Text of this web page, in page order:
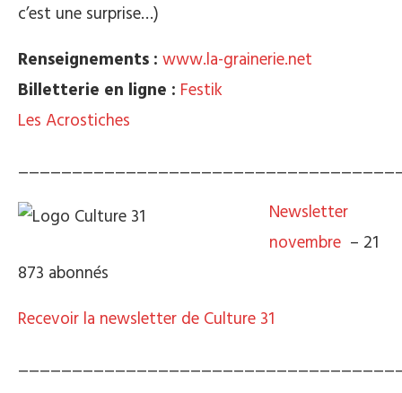
c’est une surprise…)
Renseignements : www.la-grainerie.net
Billetterie en ligne : Festik
Les Acrostiches
Newsletter
novembre – 21
873 abonnés
Recevoir la newsletter de Culture 31